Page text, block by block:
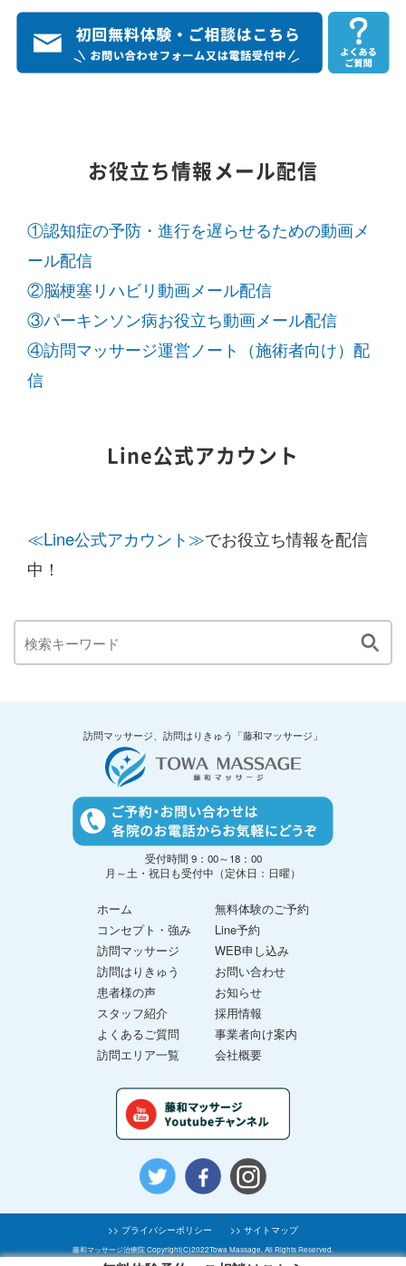
お役立ち情報メール配信
①認知症の予防・進行を遅らせるための動画メ
ール配信
②脳梗塞リハビリ動画メール配信
③パーキンソン病お役立ち動画メール配信
④訪問マッサージ運営ノート（施術者向け）配
信
Line公式アカウント
≪Line公式アカウント≫でお役立ち情報を配信
中！
訪問マッサージ、訪問はりきゅう「藤和マッサージ」
受付時間 9：00～18：00
月～土・祝日も受付中（定休日：日曜）
ホーム
コンセプト・強み
訪問マッサージ
訪問はりきゅう
患者様の声
スタッフ紹介
よくあるご質問
訪問エリア一覧
無料体験のご予約
Line予約
WEB申し込み
お問い合わせ
お知らせ
採用情報
事業者向け案内
会社概要
>> プライバシーポリシー >> サイトマップ
藤和マッサージ治療院 Copyright(C)2022Towa Massage. All Rights Reserved.